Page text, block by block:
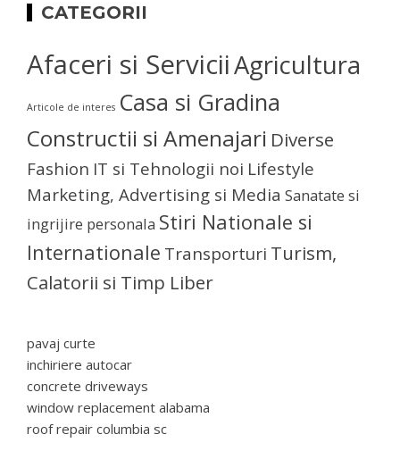
CATEGORII
Afaceri si ServiciiAgricultura
Articole de interes Casa si Gradina
Constructii si Amenajari Diverse
Fashion IT si Tehnologii noi Lifestyle
Marketing, Advertising si Media Sanatate si
ingrijire personala Stiri Nationale si
Internationale Transporturi Turism,
Calatorii si Timp Liber
pavaj curte
inchiriere autocar
concrete driveways
window replacement alabama
roof repair columbia sc